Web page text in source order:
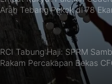
Arah Tebang Pokok di 78
Tebing Barat
RCI Tabung Haji: SPRM
Rakam Percakapan Bekas